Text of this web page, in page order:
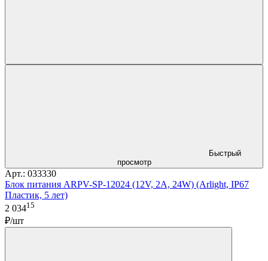
Быстрый
просмотр
Арт.: 033330
Блок питания ARPV-SP-12024 (12V, 2A, 24W) (Arlight, IP67
Пластик, 5 лет)
2 03415
₽/шт